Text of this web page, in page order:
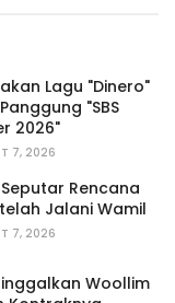
Lagu "Dinero"
"SBS
2026"
7, 2026
Rencana
Jalani Wamil
7, 2026
Woollim